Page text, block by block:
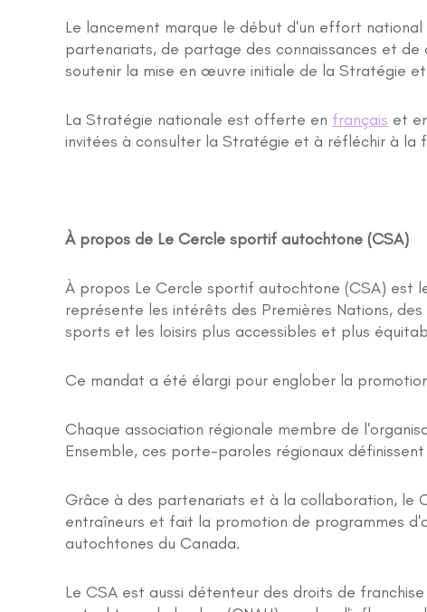
Le lancement marque le début d'un effort national
partenariats, de partage des connaissances et
soutenir la mise en œuvre initiale de la Stratégie
La Stratégie nationale est offerte en français et
invitées à consulter la Stratégie et à réfléchir à la
À propos de Le Cercle sportif autochtone (CSA)
À propos Le Cercle sportif autochtone (CSA) est
représente les intérêts des Premières Nations,
sports et les loisirs plus accessibles et plus
Ce mandat a été élargi pour englober la
Chaque association régionale membre de
Ensemble, ces porte-paroles régionaux
Grâce à des partenariats et à la collaboration, le
entraîneurs et fait la promotion de programmes
autochtones du Canada.
Le CSA est aussi détenteur des droits de